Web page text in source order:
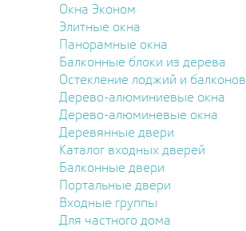
Окна Эконом
Элитные окна
Панорамные окна
Балконные блоки из дерева
Остекление лоджий и балконов
Дерево-алюминиевые окна
Дерево-алюминевые окна
Деревянные двери
Каталог входных дверей
Балконные двери
Портальные двери
Входные группы
Для частного дома